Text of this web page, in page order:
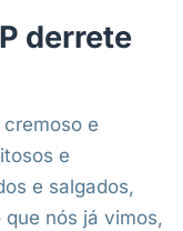
derrete
e
e
e salgados,
nós já vimos,